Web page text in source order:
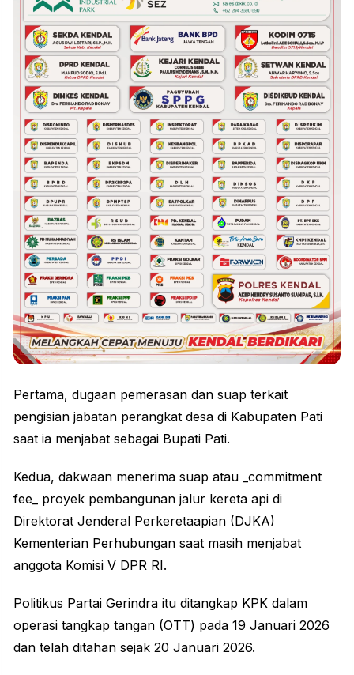
Pertama, dugaan pemerasan dan suap terkait
pengisian jabatan perangkat desa di Kabupaten Pati
saat ia menjabat sebagai Bupati Pati.
Kedua, dakwaan menerima suap atau _commitment
fee_ proyek pembangunan jalur kereta api di
Direktorat Jenderal Perkeretaapian (DJKA)
Kementerian Perhubungan saat masih menjabat
anggota Komisi V DPR RI.
Politikus Partai Gerindra itu ditangkap KPK dalam
operasi tangkap tangan (OTT) pada 19 Januari 2026
dan telah ditahan sejak 20 Januari 2026.